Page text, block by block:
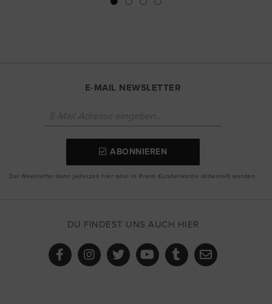
E-MAIL NEWSLETTER
ABONNIEREN
Der Newsletter kann jederzeit hier oder in Ihrem Kundenkonto abbestellt werden.
DU FINDEST UNS AUCH HIER